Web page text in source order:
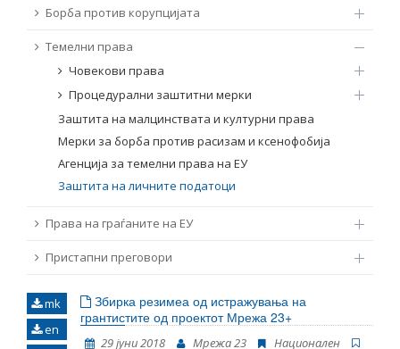
ПРАВА НА ГРАЃАНИТЕ НА ЕУ
Под-извор
Од Мрежа 23
Јазик
Борба против корупцијата
Темелни права
Човекови права
Процедурални заштитни мерки
Заштита на малцинствата и културни права
Мерки за борба против расизам и ксенофобија
Агенција за темелни права на ЕУ
Заштита на личните податоци
Права на граѓаните на ЕУ
Пристапни преговори
mk
en
Збирка резимеа од истражувања на
грантистите од проектот Мрежа 23+
29 јуни 2018 Мрежа 23
Национален